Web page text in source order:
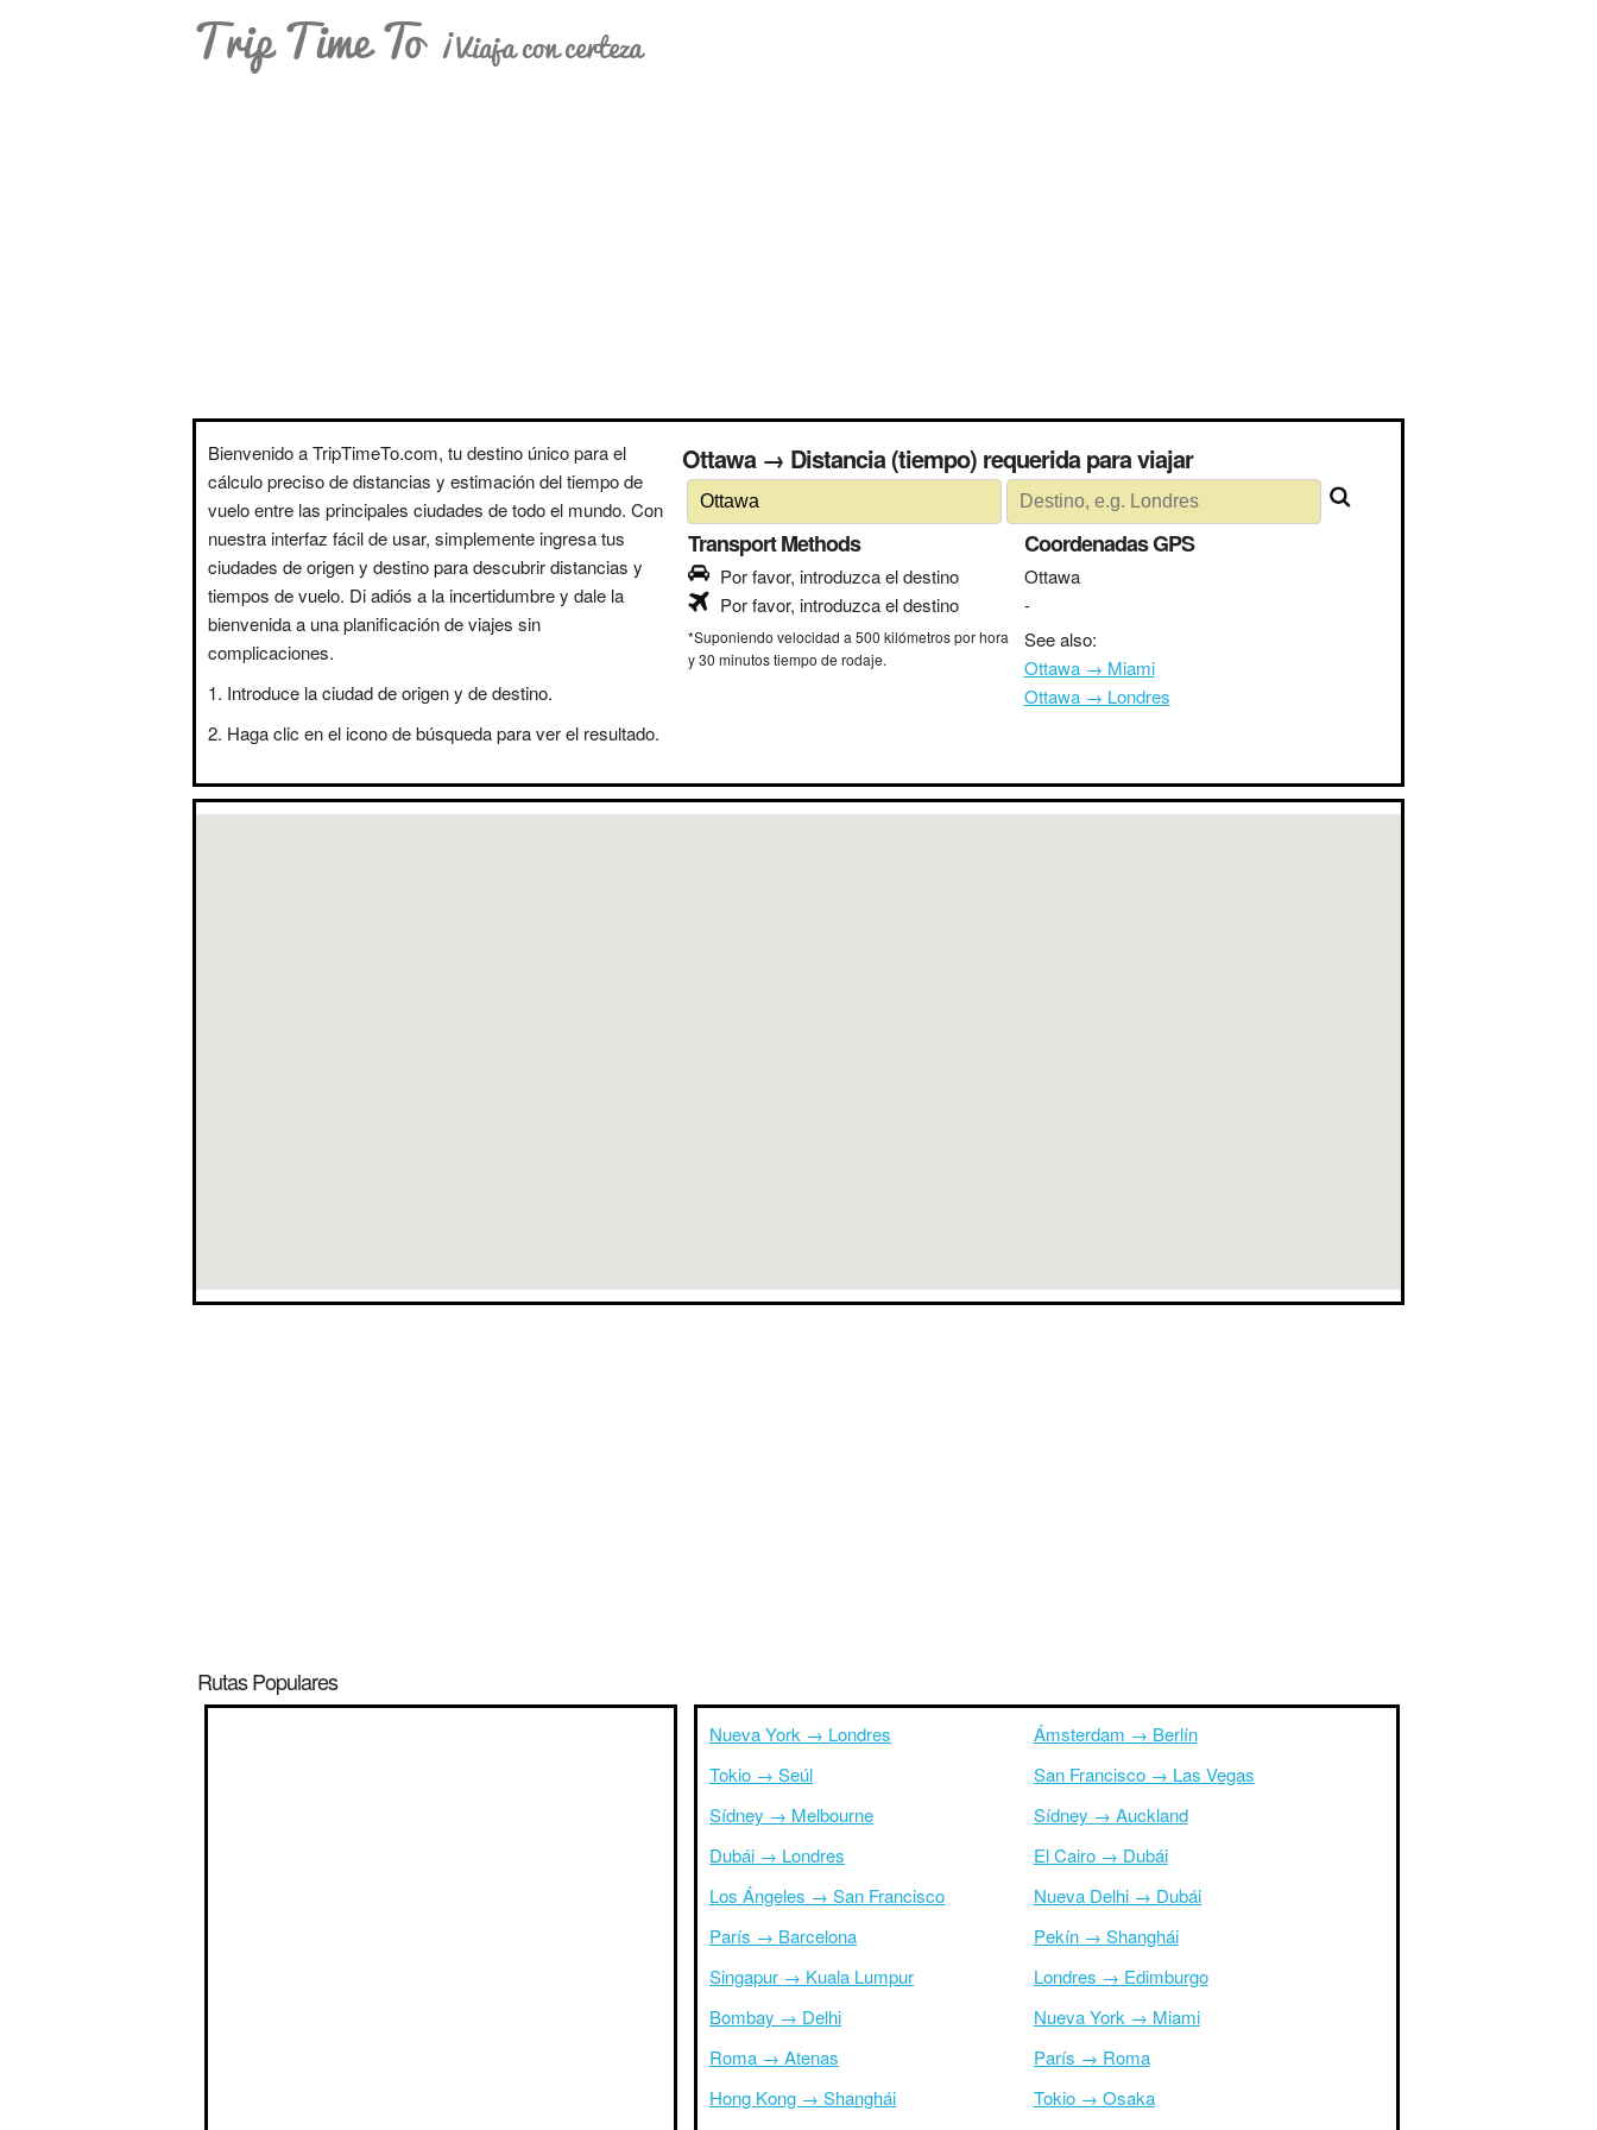
Trip Time To ¡Viaja con certeza
Bienvenido a TripTimeTo.com, tu destino único para el
cálculo preciso de distancias y estimación del tiempo de
vuelo entre las principales ciudades de todo el mundo. Con
nuestra interfaz fácil de usar, simplemente ingresa tus
ciudades de origen y destino para descubrir distancias y
tiempos de vuelo. Di adiós a la incertidumbre y dale la
bienvenida a una planificación de viajes sin
complicaciones.
Introduce la ciudad de origen y de destino.
Haga clic en el icono de búsqueda para ver el resultado.
Ottawa → Distancia (tiempo) requerida para viajar
Transport Methods
Por favor, introduzca el destino
Por favor, introduzca el destino
*Suponiendo velocidad a 500 kilómetros por hora
y 30 minutos tiempo de rodaje.
Coordenadas GPS
Ottawa
-
See also:
Ottawa → Miami
Ottawa → Londres
Rutas Populares
Nueva York → Londres
Tokio → Seúl
Sídney → Melbourne
Dubái → Londres
Los Ángeles → San Francisco
París → Barcelona
Singapur → Kuala Lumpur
Bombay → Delhi
Roma → Atenas
Hong Kong → Shanghái
Ámsterdam → Berlín
San Francisco → Las Vegas
Sídney → Auckland
El Cairo → Dubái
Nueva Delhi → Dubái
Pekín → Shanghái
Londres → Edimburgo
Nueva York → Miami
París → Roma
Tokio → Osaka